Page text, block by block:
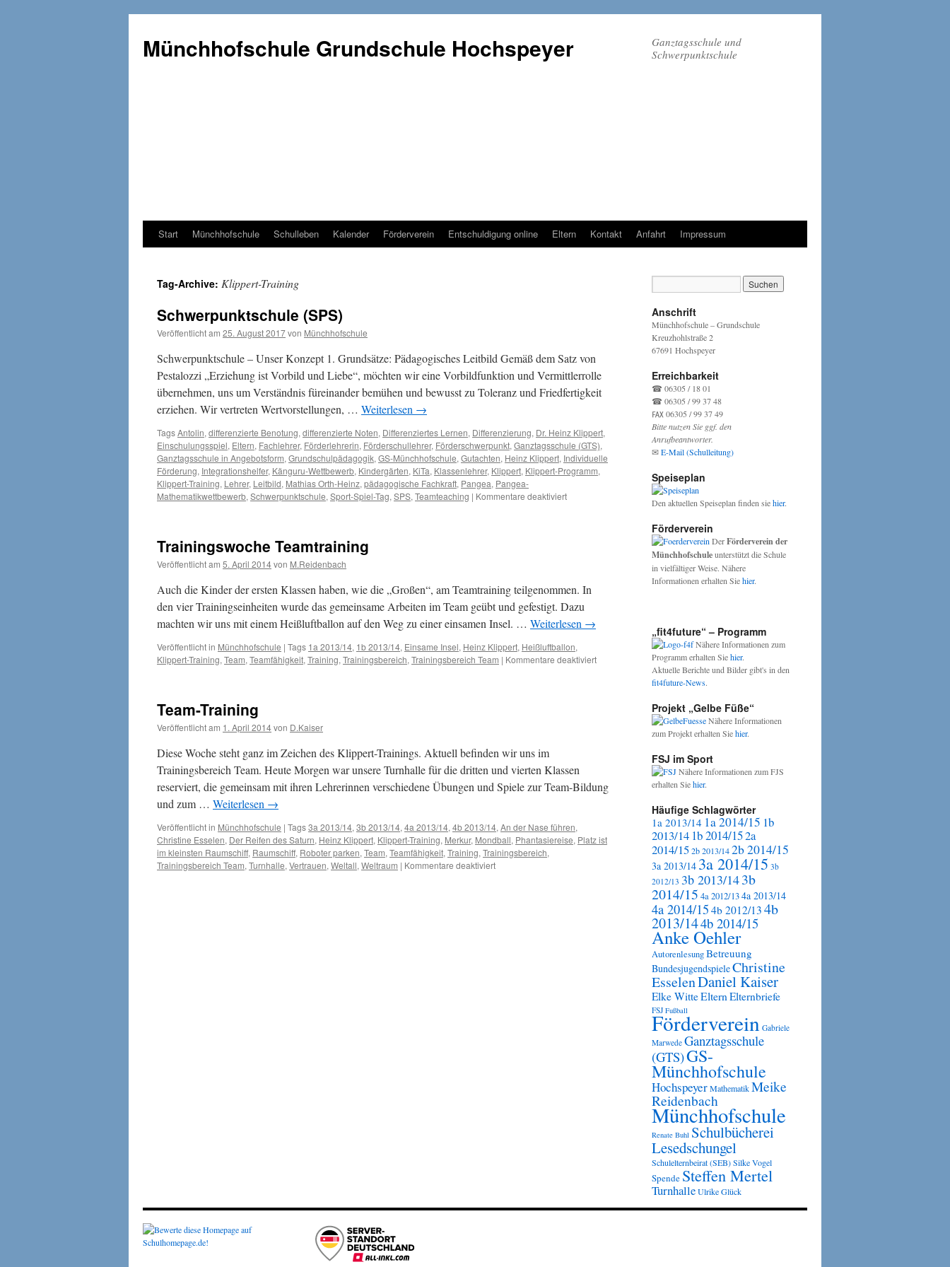
Münchhofschule Grundschule Hochspeyer
Ganztagsschule und
Schwerpunktschule
Weiter
Content
Start Münchhofschule Schulleben Kalender Förderverein Entschuldigung online Eltern Kontakt Anfahrt Impressum
Tag-Archive: Klippert-Training
Schwerpunktschule (SPS)
Veröffentlicht am 25. August 2017von Münchhofschule
Schwerpunktschule – Unser Konzept 1. Grundsätze: Pädagogisches Leitbild Gemäß dem Satz von
Pestalozzi „Erziehung ist Vorbild und Liebe“, möchten wir eine Vorbildfunktion und Vermittlerrolle
übernehmen, uns um Verständnis füreinander bemühen und bewusst zu Toleranz und Friedfertigkeit
erziehen. Wir vertreten Wertvorstellungen, … Weiterlesen →
TagsAntolin, differenzierte Benotung, differenzierte Noten, Differenziertes Lernen, Differenzierung, Dr. Heinz Klippert,
Einschulungsspiel, Eltern, Fachlehrer, Förderlehrerin, Förderschullehrer, Förderschwerpunkt, Ganztagsschule (GTS),
Ganztagsschule in Angebotsform, Grundschulpädagogik, GS-Münchhofschule, Gutachten, Heinz Klippert, Individuelle
Förderung, Integrationshelfer, Känguru-Wettbewerb, Kindergärten, KiTa, Klassenlehrer, Klippert, Klippert-Programm,
Klippert-Training, Lehrer, Leitbild, Mathias Orth-Heinz, pädagogische Fachkraft, Pangea, Pangea-
Mathematikwettbewerb, Schwerpunktschule, Sport-Spiel-Tag, SPS, Teamteaching | Kommentare deaktiviertfür
Trainingswoche Teamtraining
Veröffentlicht am 5. April 2014von M.Reidenbach
Auch die Kinder der ersten Klassen haben, wie die „Großen“, am Teamtraining teilgenommen. In
den vier Trainingseinheiten wurde das gemeinsame Arbeiten im Team geübt und gefestigt. Dazu
machten wir uns mit einem Heißluftballon auf den Weg zu einer einsamen Insel. … Weiterlesen →
Veröffentlicht in Münchhofschule | Tags 1a 2013/14, 1b 2013/14, Einsame Insel, Heinz Klippert, Heißluftballon,
Klippert-Training, Team, Teamfähigkeit, Training, Trainingsbereich, Trainingsbereich Team | Kommentare deaktiviertfür
Trainingswoche
Team-Training
Veröffentlicht am 1. April 2014von D.Kaiser
Diese Woche steht ganz im Zeichen des Klippert-Trainings. Aktuell befinden wir uns im
Trainingsbereich Team. Heute Morgen war unsere Turnhalle für die dritten und vierten Klassen
reserviert, die gemeinsam mit ihren Lehrerinnen verschiedene Übungen und Spiele zur Team-Bildung
und zum … Weiterlesen →
Veröffentlicht in Münchhofschule | Tags3a 2013/14, 3b 2013/14, 4a 2013/14, 4b 2013/14, An der Nase führen,
Christine Esselen, Der Reifen des Saturn, Heinz Klippert, Klippert-Training, Merkur, Mondball, Phantasiereise, Platz ist
im kleinsten Raumschiff, Raumschiff, Roboter parken, Team, Teamfähigkeit, Training, Trainingsbereich,
Trainingsbereich Team, Turnhalle, Vertrauen, Weltall, Weltraum | Kommentare deaktiviertfür
Anschrift
Münchhofschule – Grundschule
Kreuzhohlstraße 2
67691 Hochspeyer
Erreichbarkeit
☎ 06305 / 18 01
☎ 06305 / 99 37 48
℻ 06305 / 99 37 49
Bitte nutzen Sie ggf. den
Anrufbeantworter.
✉E-Mail (Schulleitung)
Speiseplan
Den aktuellen Speiseplan finden siehier.
Förderverein
DerFörderverein der
Münchhofschuleunterstützt die Schule
in vielfältiger Weise. Nähere
Informationen erhalten Siehier.
„fit4future“ – Programm
Nähere Informationen zum
Programm erhalten Siehier.
Aktuelle Berichte und Bilder gibt's in den
fit4future-News.
Projekt „Gelbe Füße“
Nähere Informationen
zum Projekt erhalten Siehier.
FSJ im Sport
Nähere Informationen zum FJS
erhalten Siehier.
Häufige Schlagwörter
1a 2013/14 1a 2014/15 1b
2013/14 1b 2014/152a
2014/152b 2013/142b 2014/15
3a 2013/14 3a 2014/15 3b
2012/13 3b 2013/143b
2014/15 4a 2012/134a 2013/14
4a 2014/15 4b 2012/13 4b
2013/144b 2014/15
Anke Oehler
AutorenlesungBetreuung
BundesjugendspieleChristine
EsselenDaniel Kaiser
Elke WitteEltern Elternbriefe
FSJ Fußball
Förderverein Gabriele
Marwede Ganztagsschule
(GTS)GS-
Münchhofschule
HochspeyerMathematikMeike
Reidenbach
Münchhofschule
Renate Buhl Schulbücherei
Lesedschungel
Schulelternbeirat (SEB)Silke Vogel
Spende Steffen Mertel
TurnhalleUlrike Glück